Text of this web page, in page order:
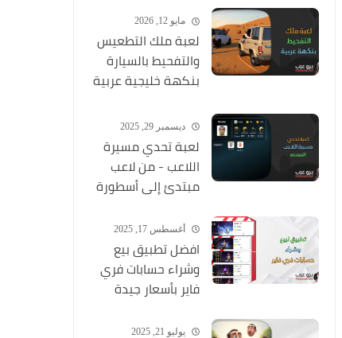
مايو 12, 2026
لعبة ملك التطعيس
والتفحيط بالسيارة
بنكهة خليجية عربية
ديسمبر 29, 2025
لعبة تحدي مسيرة
اللاعب - من لاعب
مبتدئ إلى أسطورة
أغسطس 17, 2025
افضل تطبيق بيع
وشراء حسابات فري
فاير بأسعار جيدة
يوليو 21, 2025